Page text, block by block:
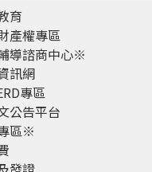
育
產權專區
導諮商中心※
訊網
專區
公告平台
區※